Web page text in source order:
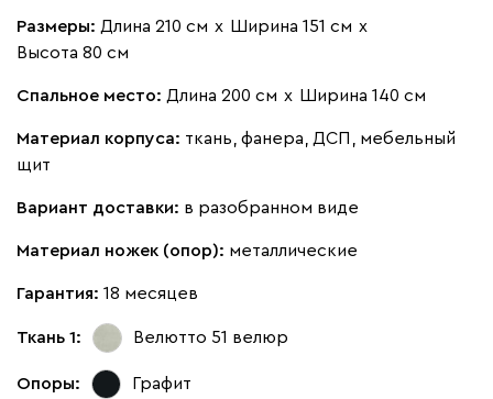
Бежевый Изумруд Марсала Молочный
Мола 1593
Жёлтый Песочный Розовый Светло-серый
Размеры: Длина 210 см х Ширина 151 см х
Высота 80 см
Спальное место: Длина 200 см х Ширина 140 см
Материал корпуса: ткань, фанера, ДСП, мебельный
щит
Вариант доставки: в разобранном виде
Материал ножек (опор): металлические
Гарантия: 18 месяцев
Ткань 1: Велютто 51 велюр
Опоры: Графит